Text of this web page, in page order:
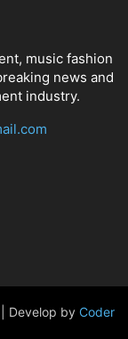
music fashion
news and
industry.
Develop by Coder